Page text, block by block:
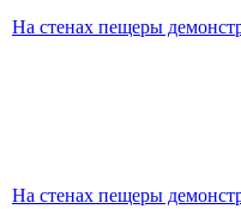
На стенах пещеры
На стенах пещеры